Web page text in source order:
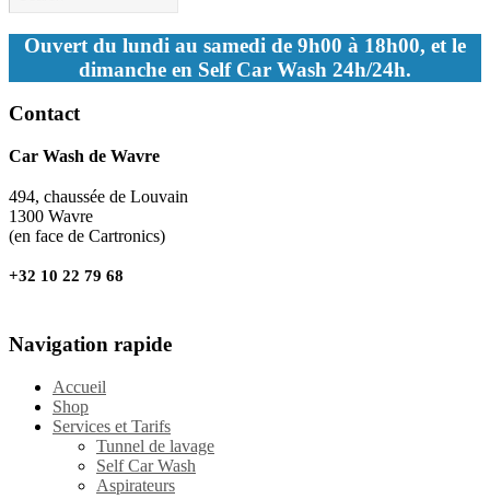
Ouvert du lundi au samedi de 9h00 à 18h00, et le
dimanche en Self Car Wash 24h/24h.
Contact
Car Wash de Wavre
494, chaussée de Louvain
1300 Wavre
(en face de Cartronics)
+32 10 22 79 68
Navigation rapide
Accueil
Shop
Services et Tarifs
Tunnel de lavage
Self Car Wash
Aspirateurs